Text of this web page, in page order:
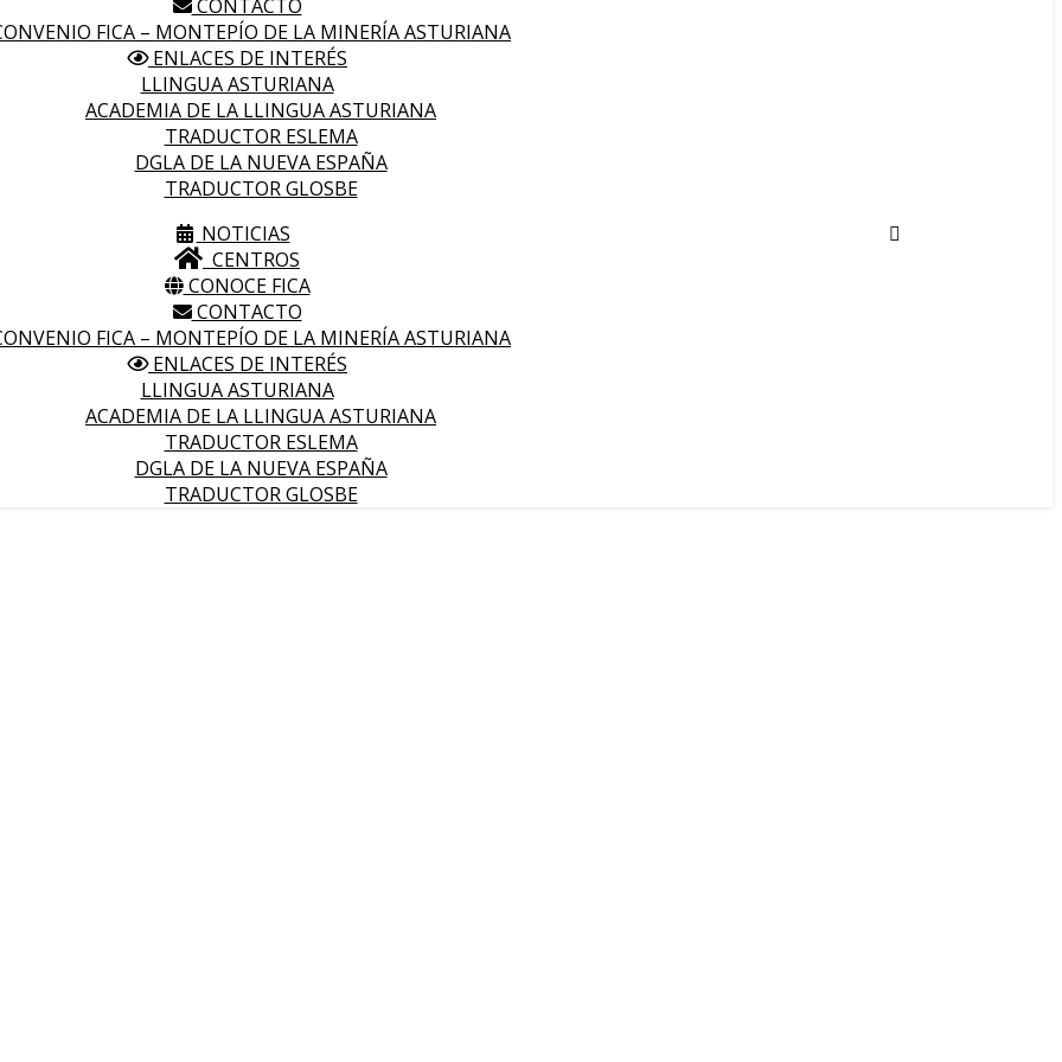
CONTACTO
FICA – MONTEPÍO DE LA MINERÍA ASTURIANA
ENLACES DE INTERÉS
LLINGUA ASTURIANA
ACADEMIA DE LA LLINGUA ASTURIANA
TRADUCTOR ESLEMA
DGLA DE LA NUEVA ESPAÑA
TRADUCTOR GLOSBE
NOTICIAS
CENTROS
CONOCE FICA
CONTACTO
FICA – MONTEPÍO DE LA MINERÍA ASTURIANA
ENLACES DE INTERÉS
LLINGUA ASTURIANA
ACADEMIA DE LA LLINGUA ASTURIANA
TRADUCTOR ESLEMA
DGLA DE LA NUEVA ESPAÑA
TRADUCTOR GLOSBE